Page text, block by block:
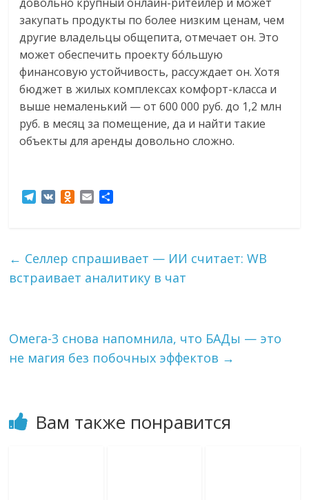
закупать продукты по более низким ценам, чем
другие владельцы общепита, отмечает он. Это
может обеспечить проекту бо́льшую
финансовую устойчивость, рассуждает он. Хотя
бюджет в жилых комплексах комфорт-класса и
выше немаленький — от 600 000 руб. до 1,2 млн
руб. в месяц за помещение, да и найти такие
объекты для аренды довольно сложно.
T
r
a
V
O
l
a
i
k
i
E
в
и
← Селлер спрашивает — ИИ считает: WB
встраивает аналитику в чат
Омега-3 снова напомнила, что БАДы — это
не магия без побочных эффектов →
Вам также понравится